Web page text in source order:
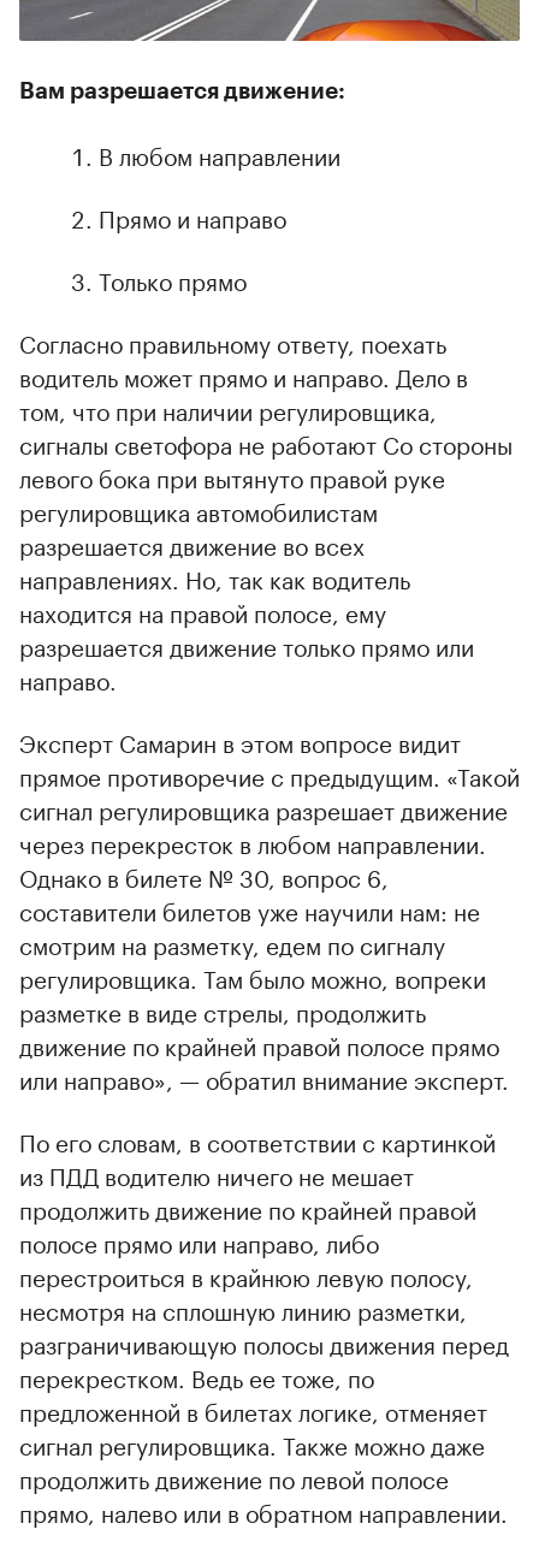
Вам разрешается движение:
В любом направлении
Прямо и направо
Только прямо
Согласно правильному ответу, поехать
водитель может прямо и направо. Дело в
том, что при наличии регулировщика,
сигналы светофора не работают Со стороны
левого бока при вытянуто правой руке
регулировщика автомобилистам
разрешается движение во всех
направлениях. Но, так как водитель
находится на правой полосе, ему
разрешается движение только прямо или
направо.
Эксперт Самарин в этом вопросе видит
прямое противоречие с предыдущим. «Такой
сигнал регулировщика разрешает движение
через перекресток в любом направлении.
Однако в билете № 30, вопрос 6,
составители билетов уже научили нам: не
смотрим на разметку, едем по сигналу
регулировщика. Там было можно, вопреки
разметке в виде стрелы, продолжить
движение по крайней правой полосе прямо
или направо», — обратил внимание эксперт.
По его словам, в соответствии с картинкой
из ПДД водителю ничего не мешает
продолжить движение по крайней правой
полосе прямо или направо, либо
перестроиться в крайнюю левую полосу,
несмотря на сплошную линию разметки,
разграничивающую полосы движения перед
перекрестком. Ведь ее тоже, по
предложенной в билетах логике, отменяет
сигнал регулировщика. Также можно даже
продолжить движение по левой полосе
прямо, налево или в обратном направлении.